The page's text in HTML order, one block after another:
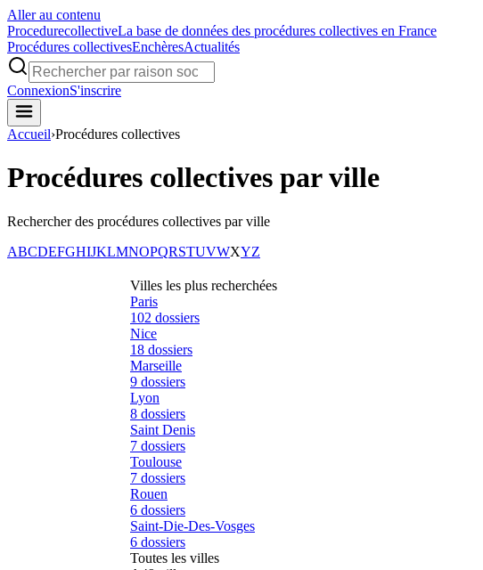
Aller au contenu
ProcedurecollectiveLa base de données des procédures collectives en France
Procédures collectivesEnchèresActualités
ConnexionS'inscrire
Accueil›Procédures collectives
Procédures collectives par ville
Rechercher des procédures collectives par ville
ABCDEFGHIJKLMNOPQRSTUVWXYZ
Villes les plus recherchées
Paris
102 dossiers
Nice
18 dossiers
Marseille
9 dossiers
Lyon
8 dossiers
Saint Denis
7 dossiers
Toulouse
7 dossiers
Rouen
6 dossiers
Saint-Die-Des-Vosges
6 dossiers
Toutes les villes